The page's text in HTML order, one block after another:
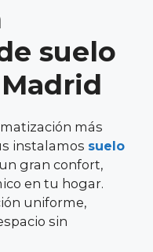
suelo
más
instalamos suelo
gran confort,
en tu hogar.
uniforme,
sin